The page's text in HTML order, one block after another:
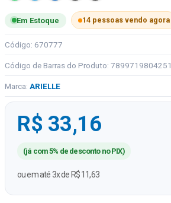
Em Estoque 14 pessoas vendo agora
Código: 670777
Código de Barras do Produto: 7899719804251
Marca: ARIELLE
R$ 33,16
(já com 5% de desconto no PIX)
ou em até 3x de R$ 11,63